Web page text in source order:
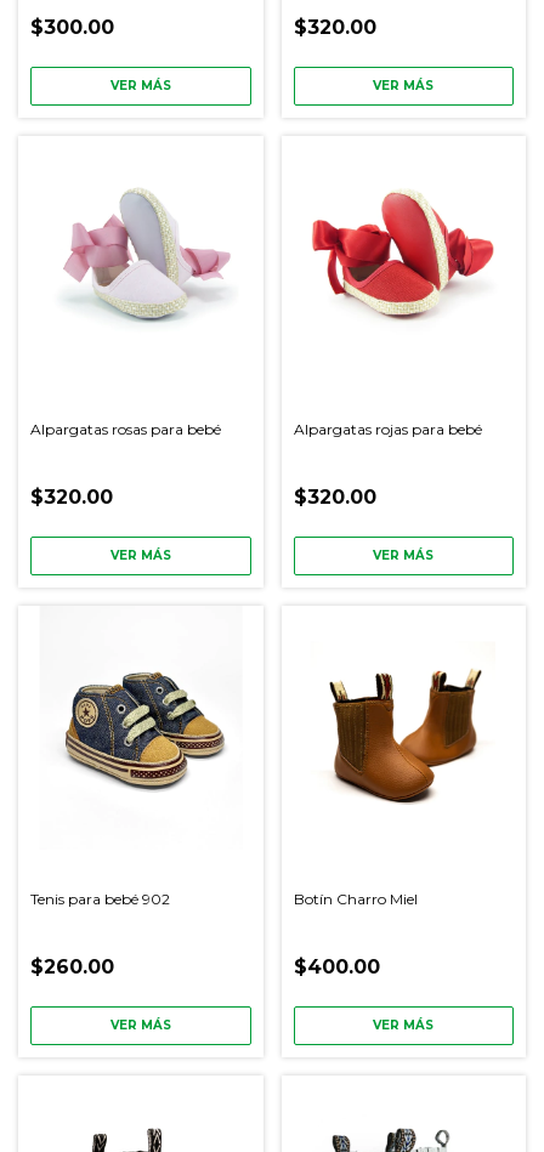
$300.00
VER MÁS
$320.00
VER MÁS
Alpargatas rosas para bebé
$320.00
VER MÁS
Alpargatas rojas para bebé
$320.00
VER MÁS
Tenis para bebé 902
$260.00
VER MÁS
Botín Charro Miel
$400.00
VER MÁS